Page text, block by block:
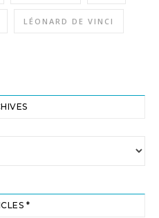
LÉONARD DE VINCI
*